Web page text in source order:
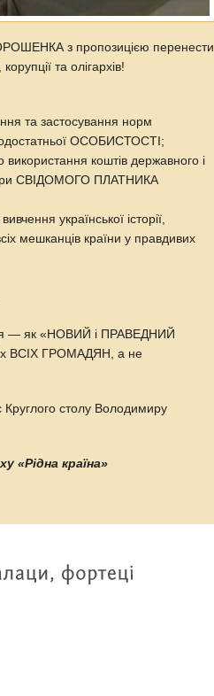
з пропозицією перенести
та олігархів!
та застосування норм
ОСОБИСТОСТІ;
коштів державного і
СВІДОМОГО ПЛАТНИКА
української історії,
мешканців країни у правдивих
— як «НОВИЙ і ПРАВЕДНИЙ
ВСІХ ГРОМАДЯН, а не
Круглого столу Володимиру
«Рідна країна»